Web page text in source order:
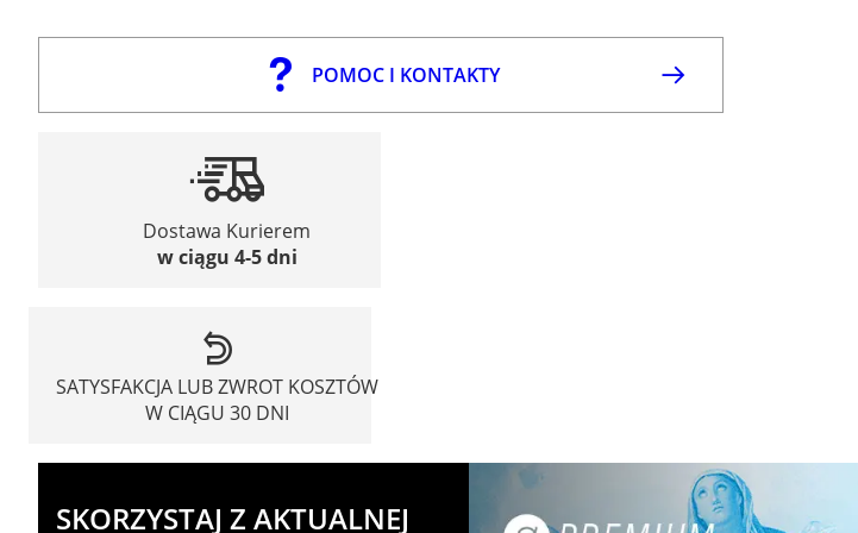
POMOC I KONTAKTY
Dostawa Kurierem
w ciągu 4-5 dni
SATYSFAKCJA LUB ZWROT KOSZTÓW
W CIĄGU 30 DNI
SKORZYSTAJ Z AKTUALNEJ